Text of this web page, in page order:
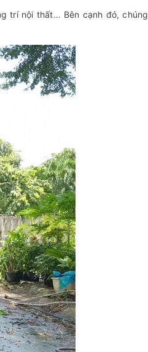
trí nội thất… Bên cạnh đó, chúng